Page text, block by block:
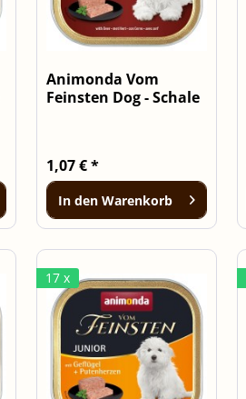
Animonda Vom
Feinsten Dog - Schale
1,07 € *
In den Warenkorb
17 x